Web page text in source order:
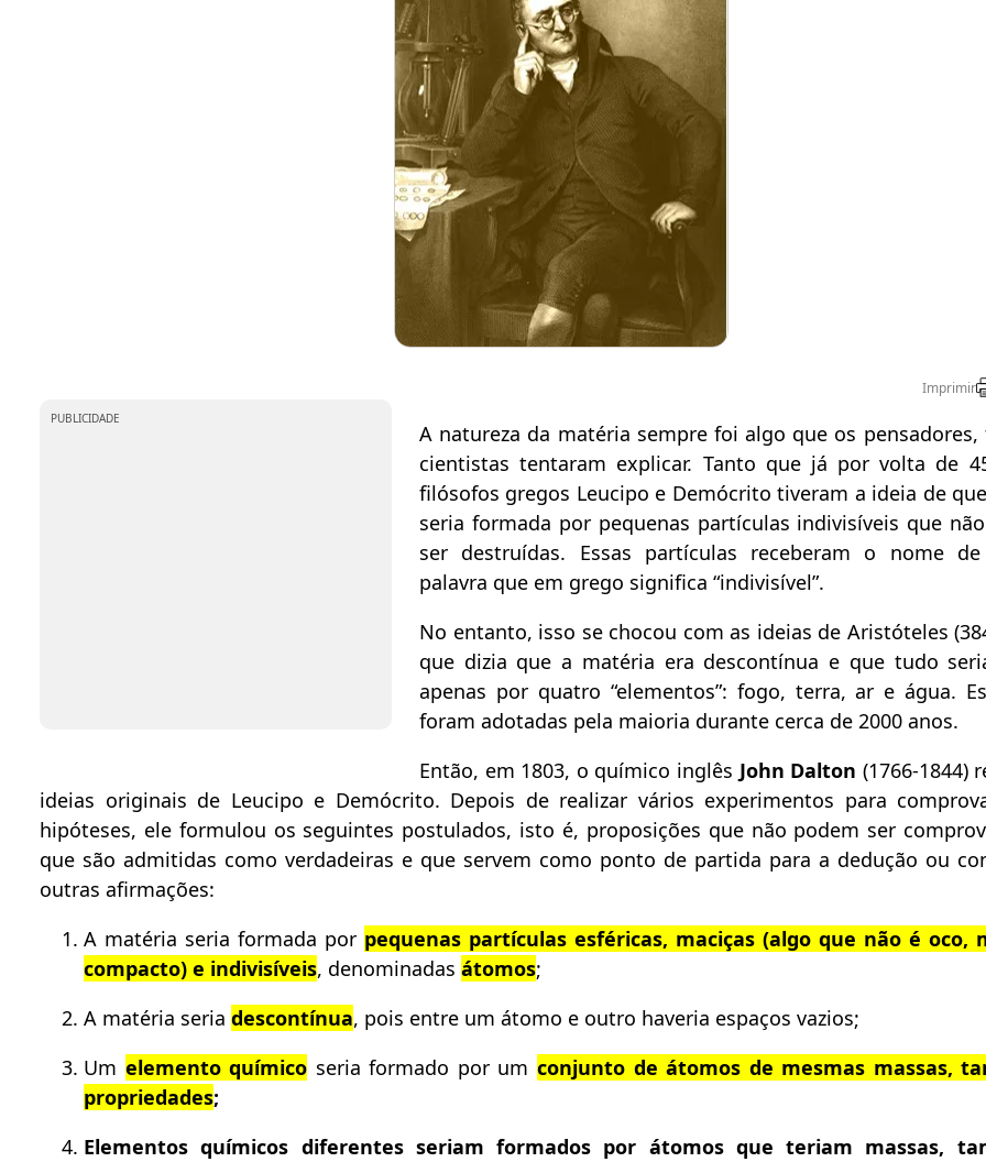
Imprimir
PUBLICIDADE
A natureza da matéria sempre foi algo que os
cientistas tentaram explicar. Tanto que já por volta de
filósofos gregos Leucipo e Demócrito tiveram a ideia de
seria formada por pequenas partículas indivisíveis que
ser destruídas. Essas partículas receberam o nome de
palavra que em grego significa “indivisível”.
No entanto, isso se chocou com as ideias de Aristóteles
que dizia que a matéria era descontínua e que tudo
apenas por quatro “elementos”: fogo, terra, ar e água.
foram adotadas pela maioria durante cerca de 2000 anos.
Então, em 1803, o químico inglês John Dalton (1766-1844)
ideias originais de Leucipo e Demócrito. Depois de realizar vários experimentos para
hipóteses, ele formulou os seguintes postulados, isto é, proposições que não podem ser
que são admitidas como verdadeiras e que servem como ponto de partida para a dedução ou
outras afirmações:
A matéria seria formada por pequenas partículas esféricas, maciças (algo que não é oco,
compacto) e indivisíveis, denominadas átomos;
A matéria seria descontínua, pois entre um átomo e outro haveria espaços vazios;
Um elemento químico seria formado por umconjunto de átomos de mesmas massas,
propriedades;
Elementos químicos diferentes seriam formados por átomos que teriam massas,